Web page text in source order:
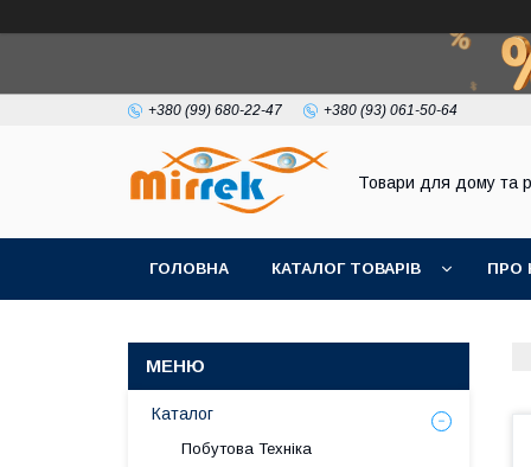
+380 (99) 680-22-47 +380 (93) 061-50-64
Товари для дому та
ГОЛОВНА КАТАЛОГ ТОВАРІВ ПРО
Каталог
Побутова Техніка